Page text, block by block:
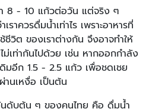
ำ 8 - 10 แก้วต่อวัน แต่จริง ๆ
าควรดื่มน้ำเท่าไร เพราะอาหารที่
ชีวิต ของเราต่างกัน จึงอาจทำให้
เท่ากันไปด้วย เช่น หากออกกำลัง
มอีก 1.5 - 2.5 แก้ว เพื่อชดเชย
นเหงื่อ เป็นต้น
ดับต้น ๆ ของคนไทย คือ ดื่มน้ำ